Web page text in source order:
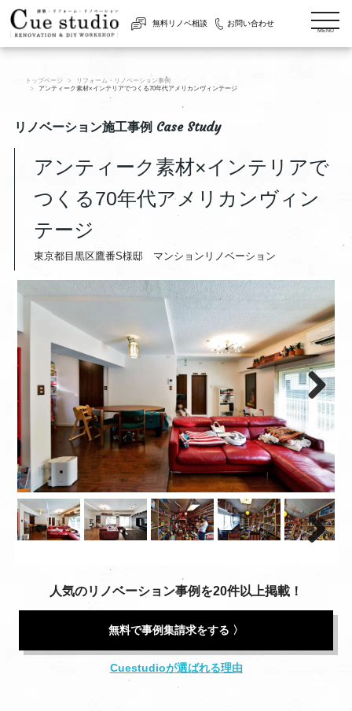
無料リノベ相談 お問い合わせ
MENU
トップページ
リフォーム・リノベーション事例
アンティーク素材×インテリアでつくる70年代アメリカンヴィンテージ
リノベーション施工事例 Case Study
アンティーク素材×インテリアで
つくる70年代アメリカンヴィン
テージ
東京都目黒区鷹番S様邸 マンションリノベーション
Next
人気のリノベーション事例を20件以上掲載！
無料で事例集請求をする 〉
Cuestudioが選ばれる理由